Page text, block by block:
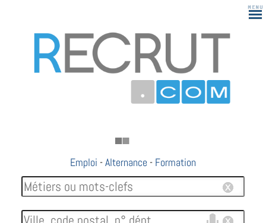
Emploi -Alternance - Formation